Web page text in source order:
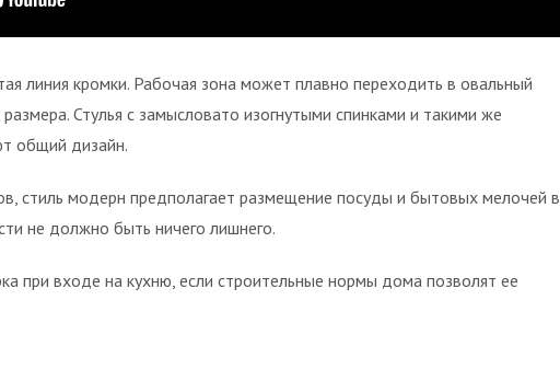
линия кромки. Рабочая зона может плавно переходить в овальный
Стулья с замысловато изогнутыми спинками и такими же
общий дизайн.
стиль модерн предполагает размещение посуды и бытовых мелочей в
не должно быть ничего лишнего.
при входе на кухню, если строительные нормы дома позволят ее